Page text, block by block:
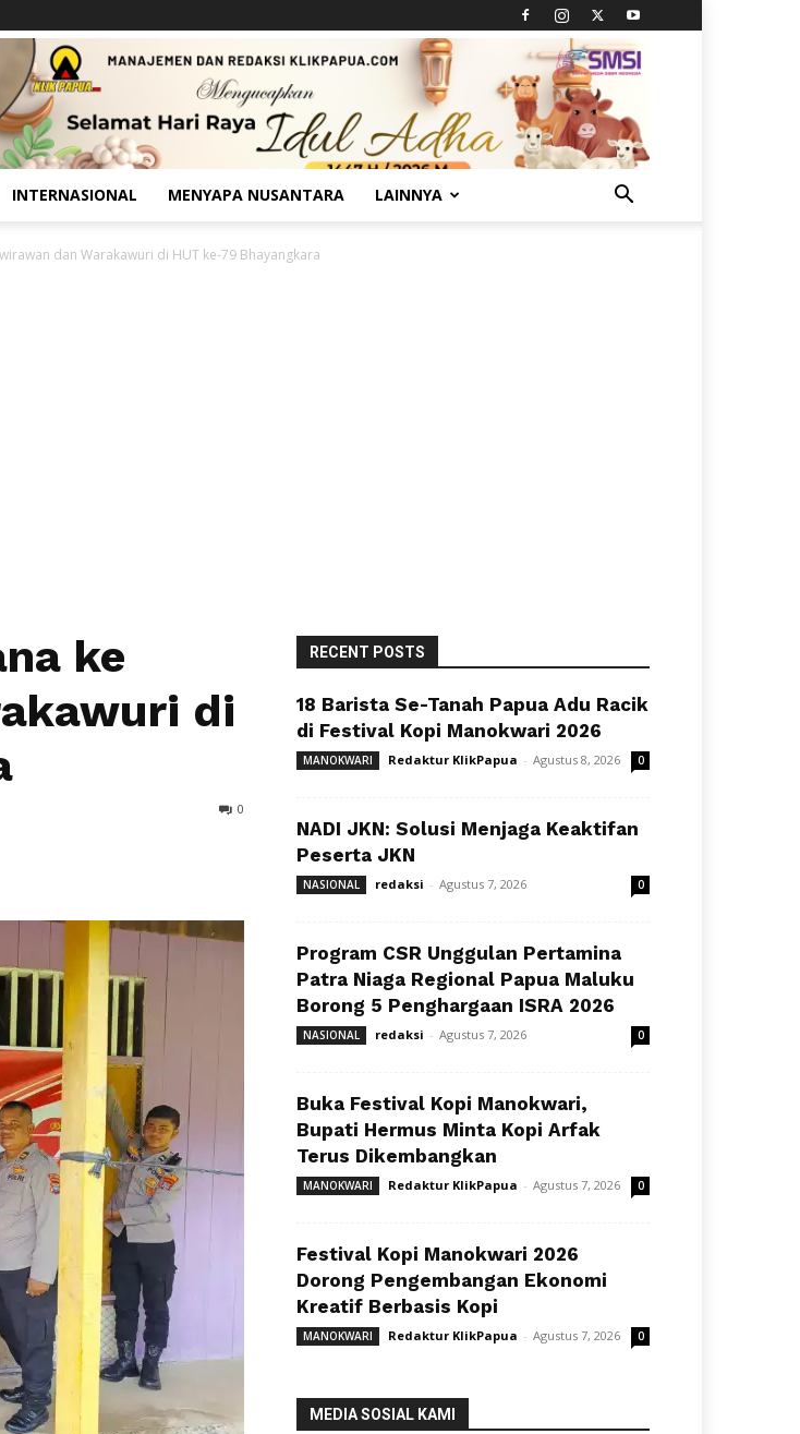
INTERNASIONAL MENYAPA NUSANTARA LAINNYA
dan Warakawuri di HUT ke-79 Bhayangkara
ke
di
0
RECENT POSTS
18 Barista Se-Tanah Papua Adu Racik
di Festival Kopi Manokwari 2026
MANOKWARI Redaktur KlikPapua - Agustus 8, 2026 0
NADI JKN: Solusi Menjaga Keaktifan
Peserta JKN
NASIONAL redaksi - Agustus 7, 2026 0
Program CSR Unggulan Pertamina
Patra Niaga Regional Papua Maluku
Borong 5 Penghargaan ISRA 2026
NASIONAL redaksi - Agustus 7, 2026 0
Buka Festival Kopi Manokwari,
Bupati Hermus Minta Kopi Arfak
Terus Dikembangkan
MANOKWARI Redaktur KlikPapua - Agustus 7, 2026 0
Festival Kopi Manokwari 2026
Dorong Pengembangan Ekonomi
Kreatif Berbasis Kopi
MANOKWARI Redaktur KlikPapua - Agustus 7, 2026 0
MEDIA SOSIAL KAMI